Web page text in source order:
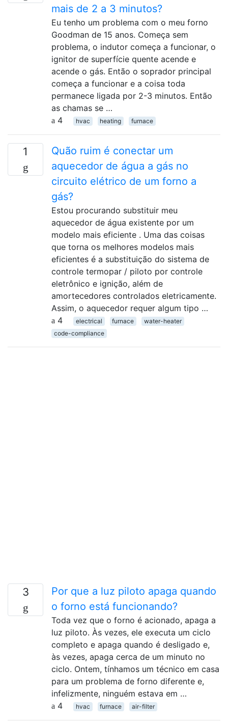
mais de 2 a 3 minutos?
Eu tenho um problema com o meu forno
Goodman de 15 anos. Começa sem
problema, o indutor começa a funcionar, o
ignitor de superfície quente acende e
acende o gás. Então o soprador principal
começa a funcionar e a coisa toda
permanece ligada por 2-3 minutos. Então
as chamas se …
4
hvac heating furnace
1
Quão ruim é conectar um
aquecedor de água a gás no
circuito elétrico de um forno a
gás?
Estou procurando substituir meu
aquecedor de água existente por um
modelo mais eficiente . Uma das coisas
que torna os melhores modelos mais
eficientes é a substituição do sistema de
controle termopar / piloto por controle
eletrônico e ignição, além de
amortecedores controlados eletricamente.
Assim, o aquecedor requer algum tipo …
4
electrical furnace
water-heater
code-compliance
3
Por que a luz piloto apaga quando
o forno está funcionando?
Toda vez que o forno é acionado, apaga a
luz piloto. Às vezes, ele executa um ciclo
completo e apaga quando é desligado e,
às vezes, apaga cerca de um minuto no
ciclo. Ontem, tínhamos um técnico em casa
para um problema de forno diferente e,
infelizmente, ninguém estava em …
4
hvac furnace air-filter